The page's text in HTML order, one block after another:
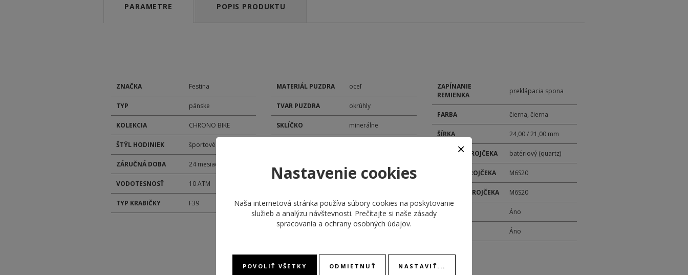
PARAMETRE POPIS PRODUKTU
ZNAČKA Festina
TYP pánske
KOLEKCIA CHRONO BIKE
ŠTÝL HODINIEK športové
ZÁRUČNÁ DOBA 24 mesiacov
VODOTESNOSŤ 10 ATM
TYP KRABIČKY F39
MATERIÁL PUZDRA oceľ
TVAR PUZDRA okrúhly
SKLÍČKO minerálne
MATERIÁL
REMIENKA
náramok
ZAPÍNANIE
REMIENKA
preklápacia spona
FARBA čierna, čierna
ŠÍRKA 24,00 / 21,00 mm
POHON STROJČEKA batériový (quartz)
MODEL STROJČEKA M6S20
KALIBER STROJČEKA M6S20
Áno
Áno
Nastavenie cookies
Naša internetová stránka používa súbory cookies na poskytovanie
služieb a analýzu návštevnosti. Prečítajte si naše zásady
spracovania a ochrany osobných údajov.
POVOLIŤ VŠETKY ODMIETNUŤ NASTAVIŤ...